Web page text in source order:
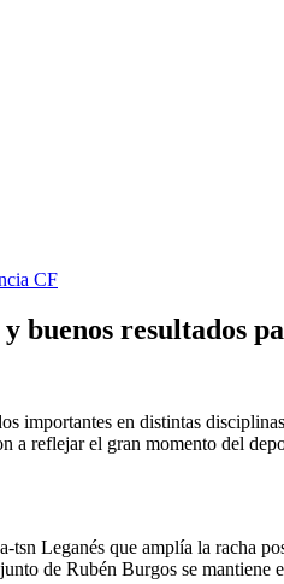
CF
buenos resultados
importantes en distintas
a reflejar el gran momento del
Leganés que amplía la racha
de Rubén Burgos se mantiene